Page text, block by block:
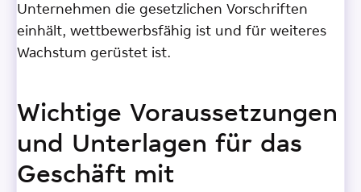
Unternehmen die gesetzlichen Vorschriften
einhält, wettbewerbsfähig ist und für weiteres
Wachstum gerüstet ist.
Wichtige Voraussetzungen
und Unterlagen für das
Geschäft mit